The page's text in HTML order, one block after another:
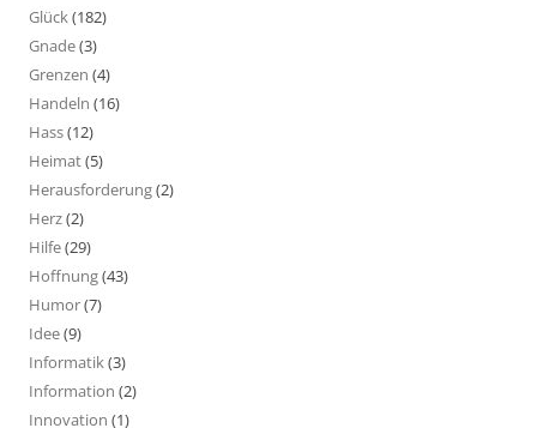
Glück(182)
Gnade(3)
Grenzen (4)
Handeln (16)
Hass(12)
Heimat(5)
Herausforderung(2)
Herz(2)
Hilfe(29)
Hoffnung(43)
Humor(7)
Idee(9)
Informatik(3)
Information (2)
Innovation (1)